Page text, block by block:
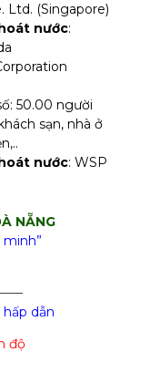
Ltd. (Singapore)
nước:
50.00 người
sạn, nhà ở
nước: WSP
NẴNG
dẫn
độ